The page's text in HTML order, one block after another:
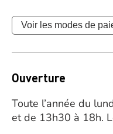
Voir les modes de
Ouverture
Toute l’année du
et de 13h30 à 18h.